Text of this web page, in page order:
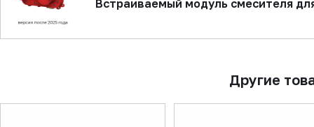
Встраиваемый модуль смесителя
Другие